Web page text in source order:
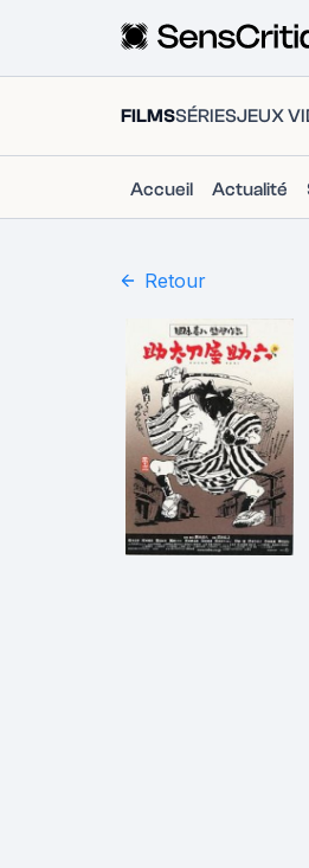
FILMSSÉRIESJEUX
Accueil Actualité
Retour